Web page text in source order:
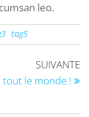
leo.
tag5
SUIVANTE
le monde !